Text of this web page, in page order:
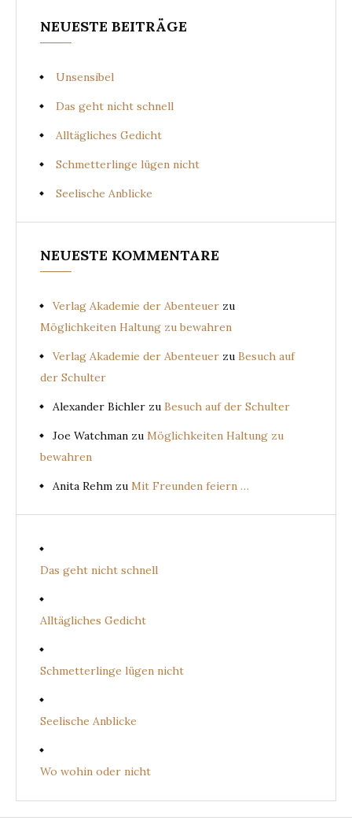
NEUESTE BEITRÄGE
Unsensibel
Das geht nicht schnell
Alltägliches Gedicht
Schmetterlinge lügen nicht
Seelische Anblicke
NEUESTE KOMMENTARE
Verlag Akademie der Abenteuer zu
Möglichkeiten Haltung zu bewahren
Verlag Akademie der Abenteuer zu Besuch auf
der Schulter
Alexander Bichler zu Besuch auf der Schulter
Joe Watchman zu Möglichkeiten Haltung zu
bewahren
Anita Rehm zu Mit Freunden feiern …
Das geht nicht schnell
Alltägliches Gedicht
Schmetterlinge lügen nicht
Seelische Anblicke
Wo wohin oder nicht